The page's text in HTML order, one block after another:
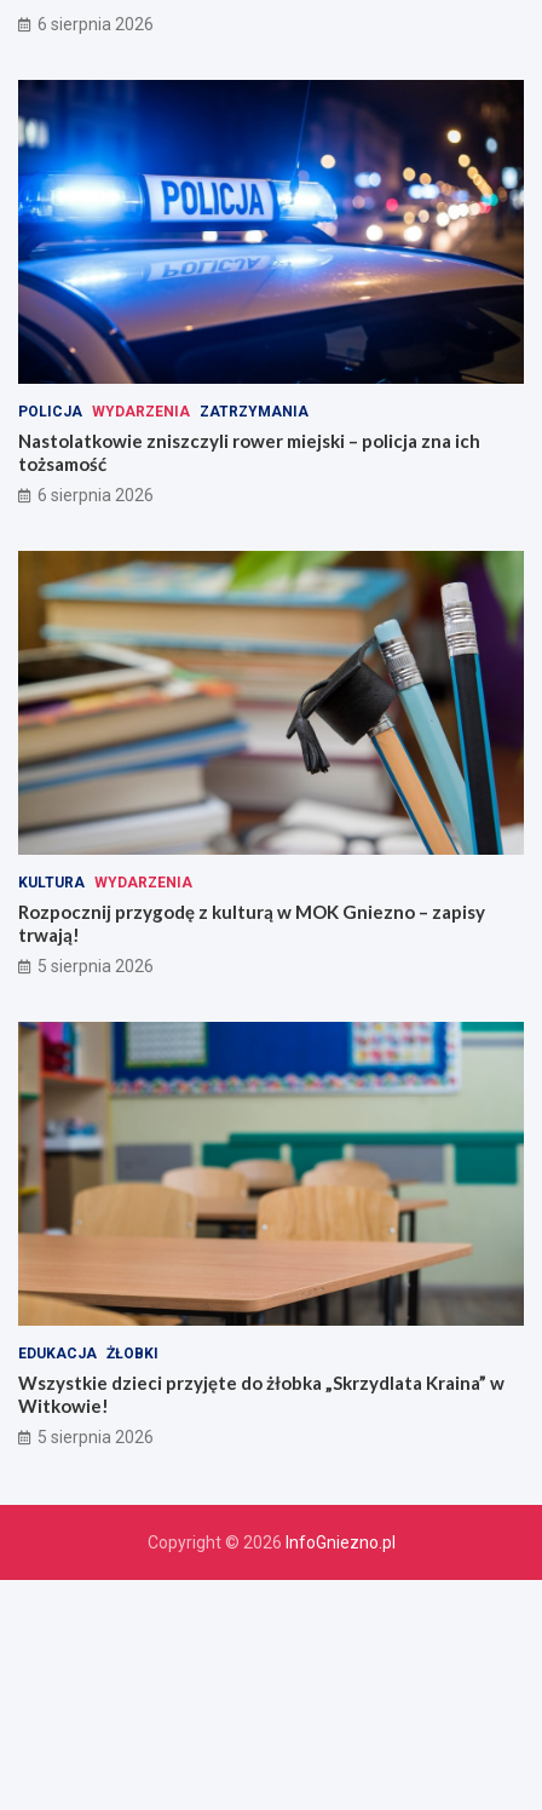
6 sierpnia 2026
POLICJA WYDARZENIA ZATRZYMANIA
Nastolatkowie zniszczyli rower miejski – policja zna ich
tożsamość
6 sierpnia 2026
KULTURA WYDARZENIA
Rozpocznij przygodę z kulturą w MOK Gniezno – zapisy
trwają!
5 sierpnia 2026
EDUKACJA ŻŁOBKI
Wszystkie dzieci przyjęte do żłobka „Skrzydlata Kraina” w
Witkowie!
5 sierpnia 2026
Copyright © 2026 InfoGniezno.pl